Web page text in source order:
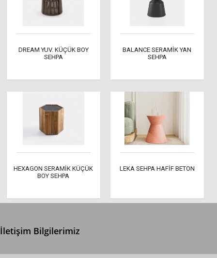
DREAM YUV. KÜÇÜK BOY
SEHPA
BALANCE SERAMİK YAN
SEHPA
HEXAGON SERAMİK KÜÇÜK
BOY SEHPA
LEKA SEHPA HAFİF BETON
İletişim Bilgilerimiz